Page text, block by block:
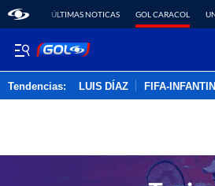
ÚLTIMAS NOTICAS GOL CARACOL
Tendencias: LUIS DÍAZ FIFA-